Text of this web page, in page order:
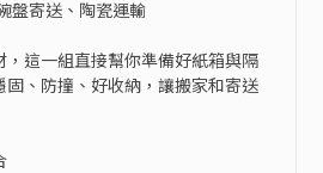
盤寄送、陶瓷運輸
這一組直接幫你準備好紙箱與隔
、防撞、好收納，讓搬家和寄送